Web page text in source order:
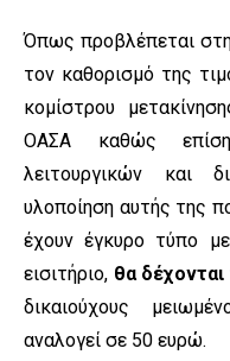
Όπως προβλέπεται
τον καθορισμό της
κομίστρου
ΟΑΣΑ καθώς
λειτουργικών και
υλοποίηση αυτής της
έχουν έγκυρο τύπο
εισιτήριο, θα
δικαιούχους
αναλογεί σε 50 ευρώ.